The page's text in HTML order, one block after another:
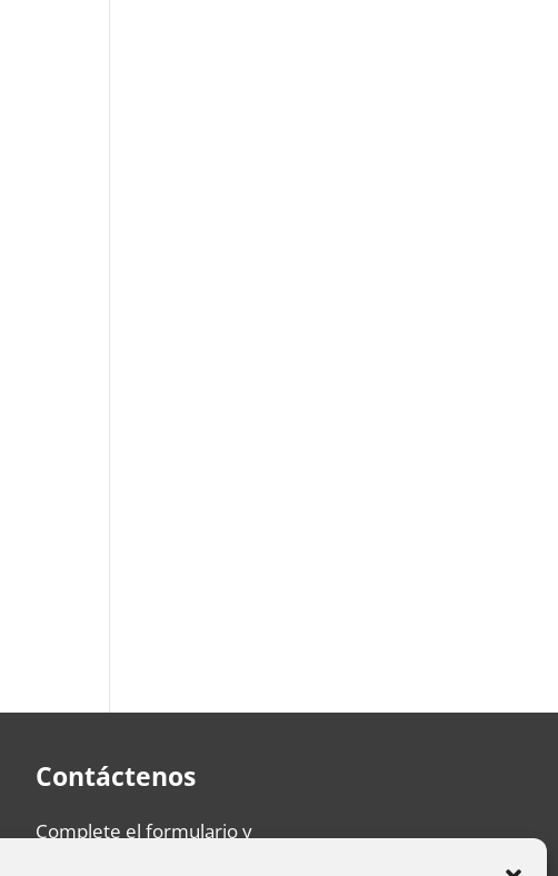
Contáctenos
Complete el formulario y